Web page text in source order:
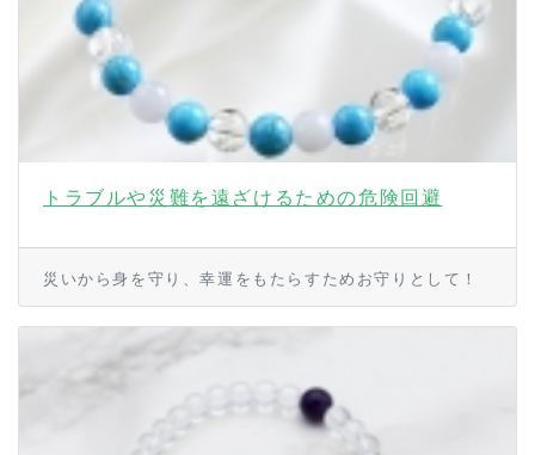
トラブルや災難を遠ざけるための危険回避
災いから身を守り、幸運をもたらすためお守りとして！